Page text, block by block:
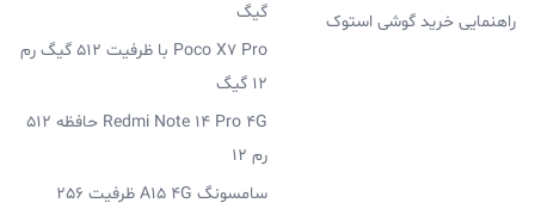
راهنمایی خرید گوشی استوک
گیگ
Poco X7 Pro با ظرفیت 512 گیگ رم
12 گیگ
Redmi Note 14 Pro 4G حافظه 512
رم 12
سامسونگ A15 4G ظرفیت 256